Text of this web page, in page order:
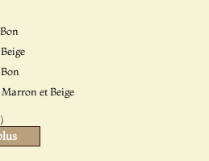
Beige
Marron et Beige